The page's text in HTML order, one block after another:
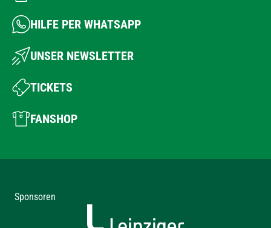
HILFE PER WHATSAPP
UNSER NEWSLETTER
TICKETS
FANSHOP
Sponsoren